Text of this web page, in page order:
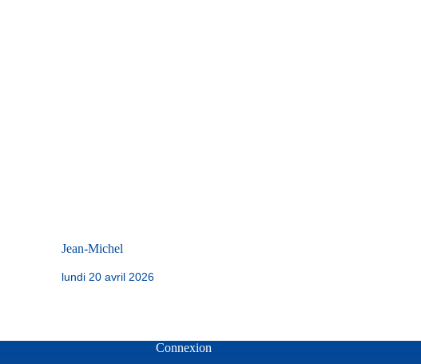
Jean-Michel
lundi 20 avril 2026
Connexion